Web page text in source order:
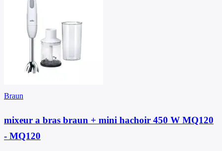
Braun
mixeur a bras braun + mini hachoir 450 W MQ120
- MQ120